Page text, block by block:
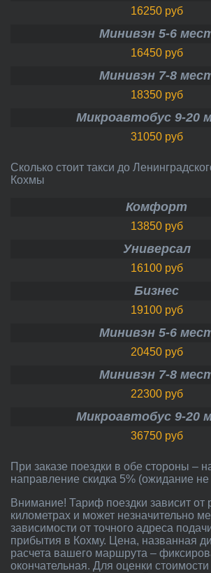
16250 руб
Минивэн 5-6
16450 руб
Минивэн 7-8
18350 руб
Микроавтобус 9-20
31050 руб
Сколько стоит такси до Ленинградского вокзала из
Кохмы
Комфорт
13850 руб
Универсал
16100 руб
Бизнес
19100 руб
Минивэн 5-6
20450 руб
Минивэн 7-8
22300 руб
Микроавтобус 9-20
36750 руб
При заказе поездки в обе стороны – на обратное
направление скидка 5% (ожидание
Внимание! Тариф поездки зависит от расстояния в
километрах и может незначительно
зависимости от точного адреса
прибытия в Кохму. Цена, названная
расчета вашего маршрута –
окончательная. Для оценки стоимости